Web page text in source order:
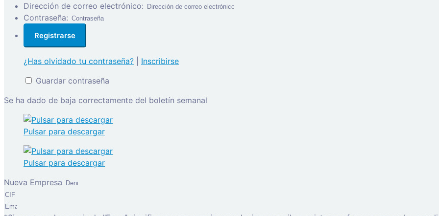
Dirección de correo electrónico:
Contraseña:
¿Has olvidado tu contraseña?
Inscribirse
Guardar contraseña
Se ha dado de baja correctamente del boletín semanal
Pulsar para descargar
Pulsar para descargar
Nueva Empresa